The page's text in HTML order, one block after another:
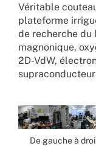
Véritable
plateforme
de recherche du
magnonique,
2D-VdW,
De gauche à